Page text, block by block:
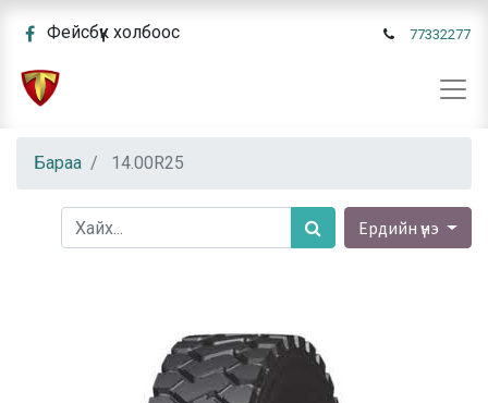
Фейсбүүк холбоос 77332277
Бараа 14.00R25
Ердийн үнэ